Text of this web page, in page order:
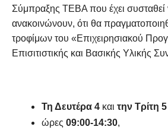
Σύμπραξης ΤΕΒΑ που έχει συσταθεί
ανακοινώνουν, ότι θα
τροφίμων του «Επιχειρησιακού
Επισιτιστικής και Βασικής Υλικής
Τη Δευτέρα 4και την Τρίτη
ώρες 09:00-14:30,